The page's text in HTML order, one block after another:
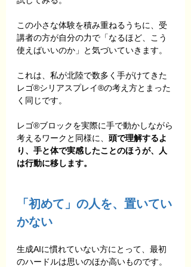
この小さな体験を積み重ねるうちに、受
講者の方が自分の力で「なるほど、こう
使えばいいのか」と気づいていきます。
これは、私が北陸で数多く手がけてきた
レゴ®シリアスプレイ®の考え方とまった
く同じです。
レゴ®ブロックを実際に手で動かしながら
考えるワークと同様に、 頭で理解するよ
り、手と体で実感したことのほうが、人
は行動に移します。
「初めて」の人を、置いてい
かない
生成AIに慣れていない方にとって、最初
のハードルは思いのほか高いものです。